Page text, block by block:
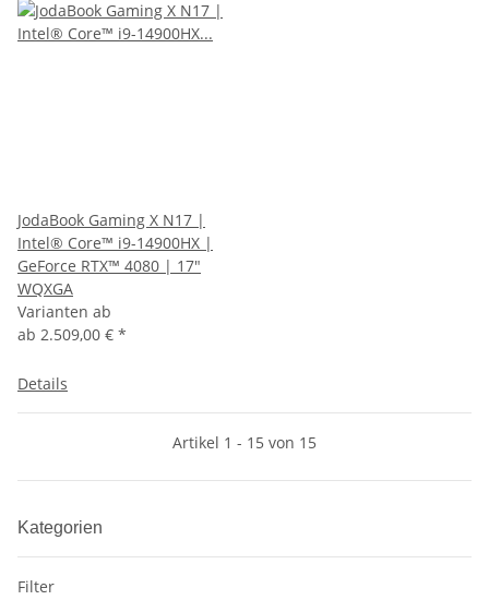
JodaBook Gaming X N17 |
Intel® Core™ i9-14900HX |
GeForce RTX™ 4080 | 17"
WQXGA
Varianten ab
ab 2.509,00 € *
Details
Artikel 1 - 15 von 15
Kategorien
Filter